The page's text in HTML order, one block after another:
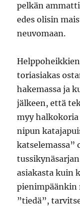
pelkän
edes olisin
neuvomaan.
toriasiakas
hakemassa ja
jälkeen, että
myy
nipun
katselemassa”
asiakasta kuin
pienimpäänkin
”tiedä”,